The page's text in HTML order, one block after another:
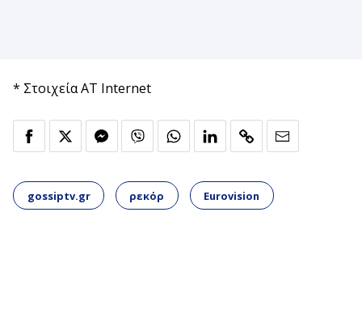
* Στοιχεία AT Internet
gossiptv.gr ρεκόρ Eurovision